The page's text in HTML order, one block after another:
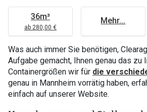
36m³
ab 280,00 €
Mehr...
Was auch immer Sie benötigen,
Aufgabe gemacht, Ihnen genau das zu
Containergrößen wir für die
genau in Mannheim vorrätig haben,
einfach auf unserer Website.